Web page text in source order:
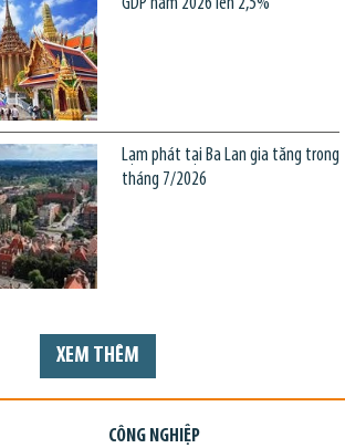
GDP năm 2026 lên 2,5%
Lạm phát tại Ba Lan gia tăng trong
tháng 7/2026
XEM THÊM
CÔNG NGHIỆP